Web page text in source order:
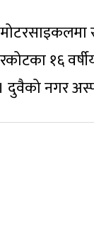
१६
दुवैको नगर